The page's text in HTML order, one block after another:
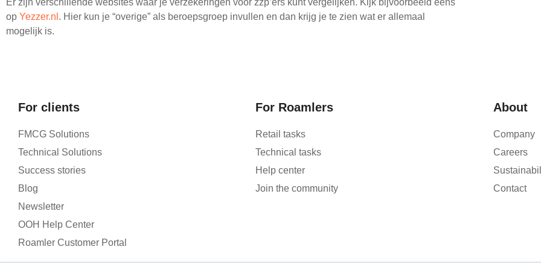
op Yezzer.nl . Hier kun je “overige” als beroepsgroep invullen en dan krijg je te zien wat er allemaal
mogelijk is.
For clients
FMCG Solutions
Technical Solutions
Success stories
Blog
Newsletter
OOH Help Center
Roamler Customer Portal
For Roamlers
Retail tasks
Technical tasks
Help center
Join the community
About
Company
Careers
Contact